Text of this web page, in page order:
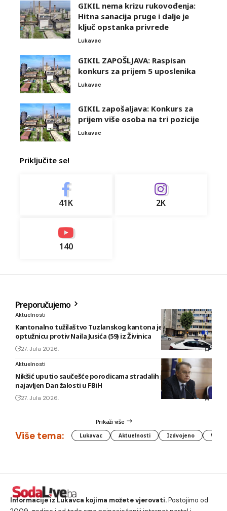
GIKIL nema krizu rukovođenja:
Hitna sanacija pruge i dalje je
ključ opstanka privrede
Lukavac
GIKIL ZAPOŠLJAVA: Raspisan
konkurs za prijem 5 uposlenika
Lukavac
GIKIL zapošaljava: Konkurs za
prijem više osoba na tri pozicije
Lukavac
Priključite se!
41K 2K
140
Preporučujemo
Aktuelnosti
Kantonalno tužilaštvo Tuzlanskog kantona je podiglo
optužnicu protiv Naila Jusića (59) iz Živinica
27. Jula 2026.
Aktuelnosti
Nikšić uputio saučešće porodicama stradalih planinara,
najavljen Dan žalosti u FBiH
27. Jula 2026.
Prikaži više
Više tema: Lukavac Aktuelnosti Izdvojeno
Informacije iz Lukavca kojima možete vjerovati.Postojimo od